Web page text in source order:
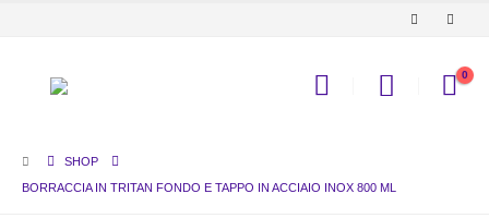
0
SHOP
BORRACCIA IN TRITAN FONDO E TAPPO IN ACCIAIO INOX 800 ML